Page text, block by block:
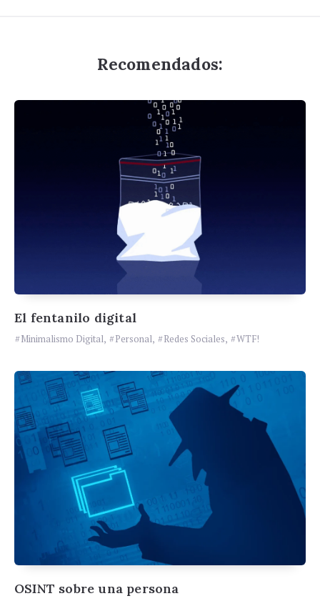
Recomendados:
El fentanilo digital
Minimalismo Digital, Personal, Redes Sociales, WTF!
OSINT sobre una persona